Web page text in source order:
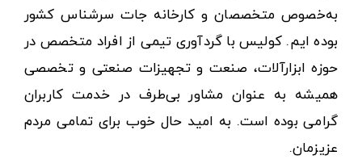
به‌خصوص متخصصان و کارخانه جات سرشناس کشور
بوده ایم. کولیس با گردآوری تیمی از افراد متخصص در
حوزه ابزارآلات، صنعت و تجهیزات صنعتی و تخصصی
همیشه به عنوان مشاور بی‌طرف در خدمت کاربران
گرامی بوده است. به امید حال خوب برای تمامی مردم
عزیزمان.